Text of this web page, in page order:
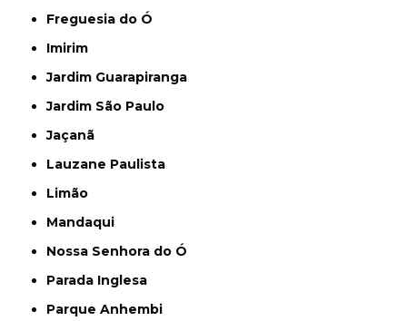
Freguesia do Ó
Imirim
Jardim Guarapiranga
Jardim São Paulo
Jaçanã
Lauzane Paulista
Limão
Mandaqui
Nossa Senhora do Ó
Parada Inglesa
Parque Anhembi